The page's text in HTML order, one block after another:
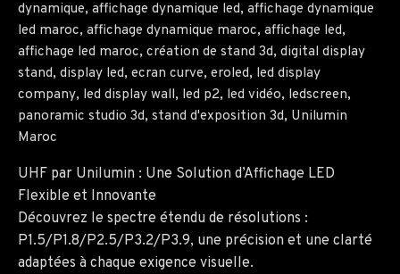
dynamique, affichage dynamique led, affichage dynamique
led maroc, affichage dynamique maroc, affichage led,
affichage led maroc, création de stand 3d, digital display
stand, display led, ecran curve, eroled, led display
company, led display wall, led p2, led vidéo, ledscreen,
panoramic studio 3d, stand d'exposition 3d, Unilumin
Maroc
UHF par Unilumin : Une Solution d’Affichage LED
Flexible et Innovante
Découvrez le spectre étendu de résolutions :
P1.5/P1.8/P2.5/P3.2/P3.9, une précision et une clarté
adaptées à chaque exigence visuelle.